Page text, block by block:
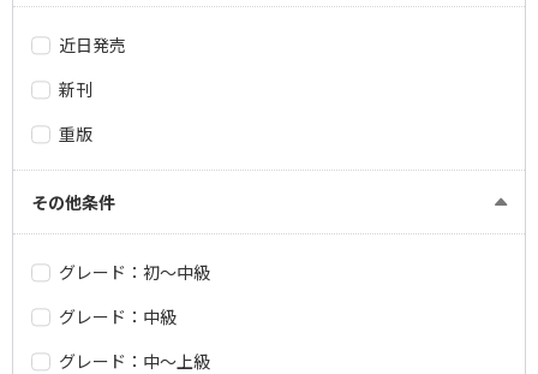
近日発売
新刊
重版
その他条件
グレード：初～中級
グレード：中級
グレード：中～上級